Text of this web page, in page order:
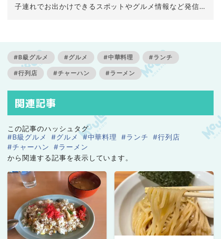
子連れでお出かけできるスポットやグルメ情報など発信
#B級グルメ #グルメ #中華料理 #ランチ
#行列店 #チャーハン #ラーメン
関連記事
この記事のハッシュタグ
#B級グルメ
#グルメ #中華料理 #ランチ
#行列店
#チャーハン
#ラーメン
から関連する記事を表示しています。